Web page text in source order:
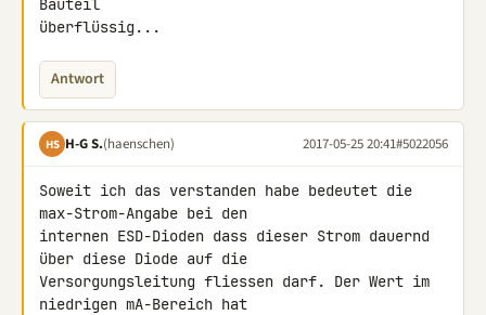
Bauteil
überflüssig...
Antwort
HS H-G S.(haenschen) 2017-05-25 20:41#5022056
Soweit ich das verstanden habe bedeutet die
max-Strom-Angabe bei den
internen ESD-Dioden dass dieser Strom dauernd
über diese Diode auf die
Versorgungsleitung fliessen darf. Der Wert im
niedrigen mA-Bereich hat